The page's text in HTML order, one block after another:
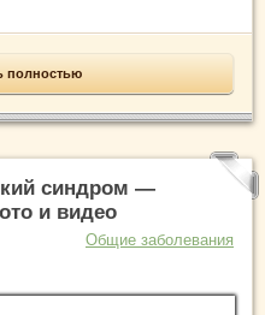
полностью
синдром —
и видео
Общие заболевания